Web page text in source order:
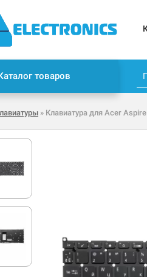
товаров
» Клавиатура для Acer